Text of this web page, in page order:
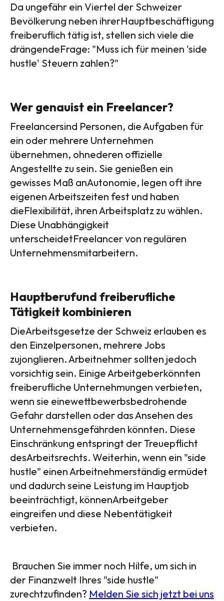
Da ungefähr ein Viertel der Schweizer
Bevölkerung neben ihrerHauptbeschäftigung
freiberuflich tätig ist, stellen sich viele die
drängendeFrage: "Muss ich für meinen 'side
hustle' Steuern zahlen?"
Wer genauist ein Freelancer?
Freelancersind Personen, die Aufgaben für
ein oder mehrere Unternehmen
übernehmen, ohnederen offizielle
Angestellte zu sein. Sie genießen ein
gewisses Maß anAutonomie, legen oft ihre
eigenen Arbeitszeiten fest und haben
dieFlexibilität, ihren Arbeitsplatz zu wählen.
Diese Unabhängigkeit
unterscheidetFreelancer von regulären
Unternehmensmitarbeitern.
Hauptberufund freiberufliche
Tätigkeit kombinieren
DieArbeitsgesetze der Schweiz erlauben es
den Einzelpersonen, mehrere Jobs
zujonglieren. Arbeitnehmer sollten jedoch
vorsichtig sein. Einige Arbeitgeberkönnten
freiberufliche Unternehmungen verbieten,
wenn sie einewettbewerbsbedrohende
Gefahr darstellen oder das Ansehen des
Unternehmensgefährden könnten. Diese
Einschränkung entspringt der Treuepflicht
desArbeitsrechts. Weiterhin, wenn ein "side
hustle" einen Arbeitnehmerständig ermüdet
und dadurch seine Leistung im Hauptjob
beeinträchtigt, könnenArbeitgeber
eingreifen und diese Nebentätigkeit
verbieten.
Brauchen Sie immer noch Hilfe, um sich in
der Finanzwelt Ihres "side hustle"
zurechtzufinden? Melden Sie sich jetzt bei uns